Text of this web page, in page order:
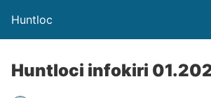
Huntloc
Huntloci infokiri